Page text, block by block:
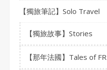
【獨旅筆記】Solo Travel
【獨旅故事】Stories
【那年法國】Tales of FR